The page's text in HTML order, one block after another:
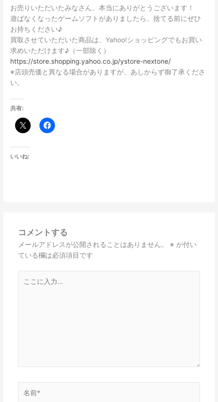
お売りいただいたみなさん、本当にありがとうございます！
遊ばなくなったゲームソフトがありましたら、捨てる前にぜひ
お持ちください♪
買取させていただいた商品は、Yahoo!ショッピングでもお買い
求めいただけます♪（一部除く）
https://store.shopping.yahoo.co.jp/ystore-nextone/
※店頭売価と異なる場合がありますが、あしからず御了承くださ
い。
共有:
いいね:
コメントする
メールアドレスが公開されることはありません。 ※ が付い
ている欄は必須項目です